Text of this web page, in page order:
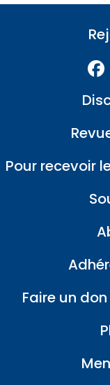
Pour recevoir
Faire un